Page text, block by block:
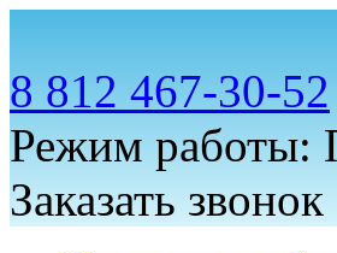
8 812 467-30-52
Режим
Заказать звонок